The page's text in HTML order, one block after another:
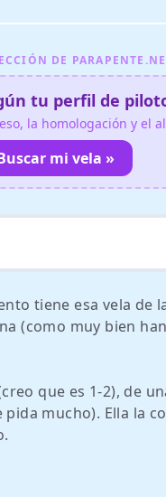
DE
tu perfil de
la homologación y el
mi vela »
tiene esa vela de
(como muy bien
que es 1-2), de
mucho). Ella la